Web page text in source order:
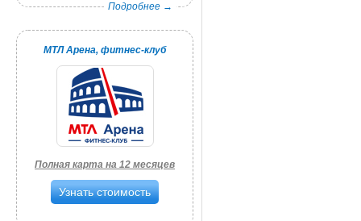
Подробнее →
МТЛ Арена, фитнес-клуб
Полная карта на 12 месяцев
Узнать стоимость